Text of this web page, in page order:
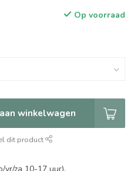
Op voorraad
winkelwagen
dit product